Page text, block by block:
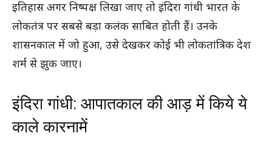
इतिहास अगर निष्पक्ष लिखा जाए तो इंदिरा गांधी भारत के
लोकतंत्र पर सबसे बड़ा कलंक साबित होती हैं। उनके
शासनकाल में जो हुआ, उसे देखकर कोई भी लोकतांत्रिक देश
शर्म से झुक जाए।
इंदिरा गांधी: आपातकाल की आड़ में किये ये
काले कारनामें